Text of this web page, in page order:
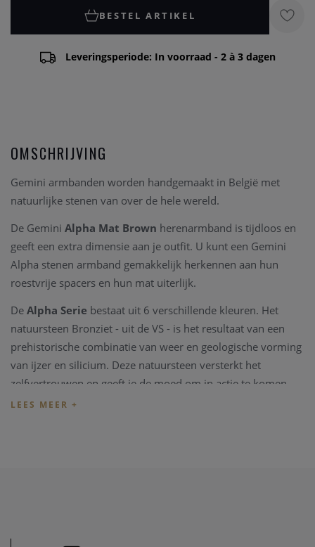
BESTEL ARTIKEL
Leveringsperiode: In voorraad - 2 à 3 dagen
OMSCHRIJVING
Gemini armbanden worden handgemaakt in België met
natuurlijke stenen van over de hele wereld.
De Gemini Alpha Mat Brown herenarmband is tijdloos en
geeft een extra dimensie aan je outfit. U kunt een Gemini
Alpha stenen armband gemakkelijk herkennen aan hun
roestvrije spacers en hun mat uiterlijk.
De Alpha Serie bestaat uit 6 verschillende kleuren. Het
natuursteen Bronziet - uit de VS - is het resultaat van een
prehistorische combinatie van weer en geologische vorming
van ijzer en silicium. Deze natuursteen versterkt het
zelfvertrouwen en geeft je de moed om in actie te komen.
Gemini juwelen worden verzonden in een
ook al uw juweel herstelling welkom in onze zaak, alsook